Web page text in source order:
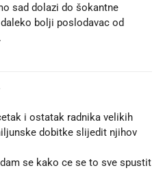
sad dolazi do šokantne
bolji poslodavac od
i ostatak radnika velikih
dobitke slijedit njihov
se kako ce se to sve spustit